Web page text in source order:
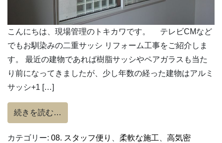
こんにちは、現場管理のトキカワです。 テレビCMなど
でもお馴染みの二重サッシ リフォーム工事をご紹介しま
す。 最近の建物であれば樹脂サッシやペアガラスも当た
り前になってきましたが、少し年数の経った建物はアルミ
サッシ+1 […]
続きを読む…
カテゴリー: 08. スタッフ便り 柔軟な施工 高気密